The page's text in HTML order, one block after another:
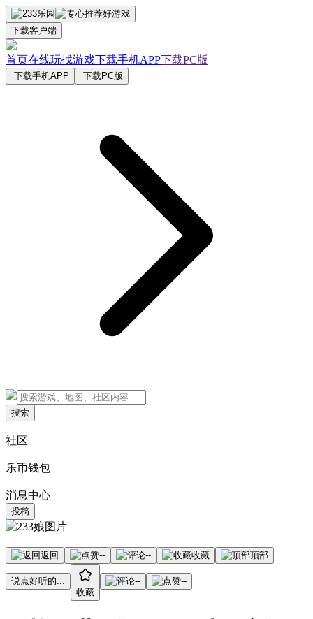
下载客户端
首页在线玩找游戏下载手机APP下载PC版
下载手机APP 下载PC版
搜索
社区
乐币钱包
消息中心
投稿
返回 -- -- 收藏 顶部
说点好听的...
收藏
-- --